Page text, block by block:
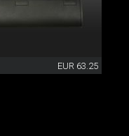
EUR 63.25